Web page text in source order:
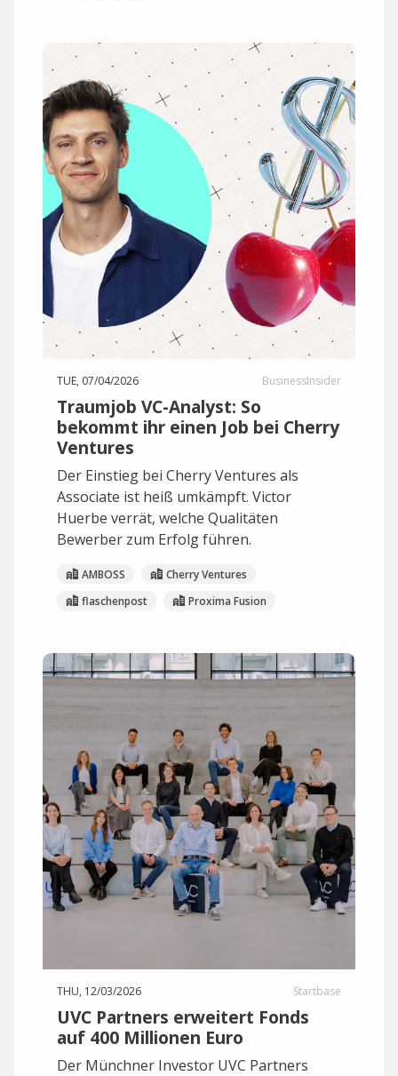
TUE, 07/04/2026 BusinessInsider
Traumjob VC-Analyst: So
bekommt ihr einen Job bei Cherry
Ventures
Der Einstieg bei Cherry Ventures als
Associate ist heiß umkämpft. Victor
Huerbe verrät, welche Qualitäten
Bewerber zum Erfolg führen.
AMBOSS
Cherry Ventures
flaschenpost
Proxima Fusion
THU, 12/03/2026 Startbase
UVC Partners erweitert Fonds
auf 400 Millionen Euro
Der Münchner Investor UVC Partners